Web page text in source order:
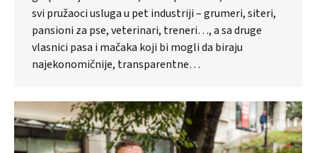
svi pružaoci usluga u pet industriji – grumeri, siteri,
pansioni za pse, veterinari, treneri…, a sa druge
vlasnici pasa i mačaka koji bi mogli da biraju
najekonomičnije, transparentne…